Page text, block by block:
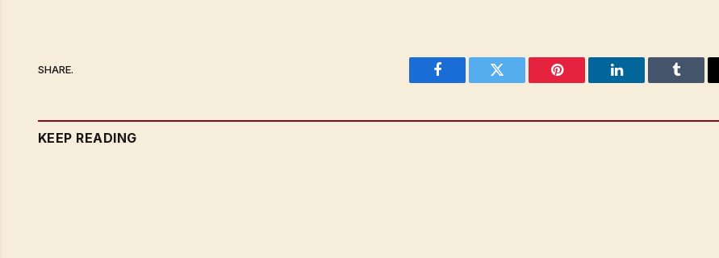
SHARE.
Facebook Twitter Pinterest LinkedIn Tumblr
KEEP READING